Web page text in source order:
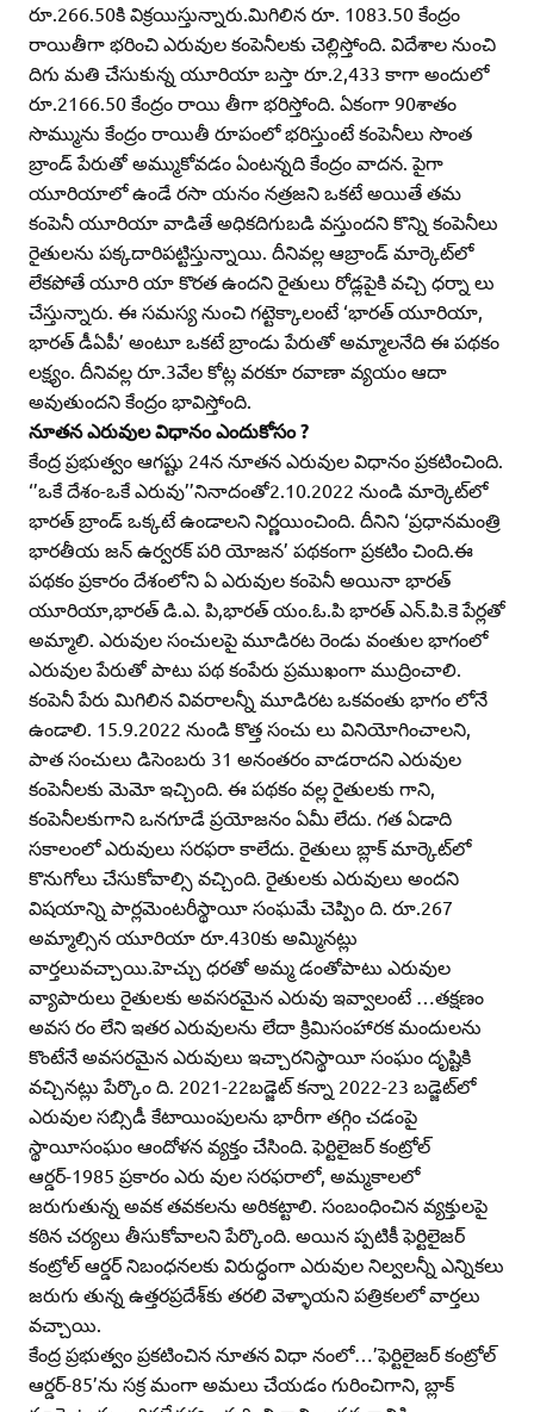
రూ.266.50కి విక్రయిస్తున్నారు.మిగిలిన రూ. 1083.50 కేంద్రం
రాయితీగా భరించి ఎరువుల కంపెనీలకు చెల్లిస్తోంది. విదేశాల నుంచి
దిగు మతి చేసుకున్న యూరియా బస్తా రూ.2,433 కాగా అందులో
రూ.2166.50 కేంద్రం రాయి తీగా భరిస్తోంది. ఏకంగా 90శాతం
సొమ్మును కేంద్రం రాయితీ రూపంలో భరిస్తుంటే కంపెనీలు సొంత
బ్రాండ్‌ పేరుతో అమ్ముకోవడం ఏంటన్నది కేంద్రం వాదన. పైగా
యూరియాలో ఉండే రసా యనం నత్రజని ఒకటే అయితే తమ
కంపెనీ యూరియా వాడితే అధికదిగుబడి వస్తుందని కొన్ని కంపెనీలు
రైతులను పక్కదారిపట్టిస్తున్నాయి. దీనివల్ల ఆబ్రాండ్‌ మార్కెట్‌లో
లేకపోతే యూరి యా కొరత ఉందని రైతులు రోడ్లపైకి వచ్చి ధర్నా లు
చేస్తున్నారు. ఈ సమస్య నుంచి గట్టెక్కాలంటే ‘భారత్‌ యూరియా,
భారత్‌ డీఏపీ’ అంటూ ఒకటే బ్రాండు పేరుతో అమ్మాలనేది ఈ పథకం
లక్ష్యం. దీనివల్ల రూ.3వేల కోట్ల వరకూ రవాణా వ్యయం ఆదా
అవుతుందని కేంద్రం భావిస్తోంది.
నూతన ఎరువుల విధానం ఎందుకోసం ?
కేంద్ర ప్రభుత్వం ఆగష్టు 24న నూతన ఎరువుల విధానం ప్రకటించింది.
‘’ఒకే దేశం-ఒకే ఎరువు’’నినాదంతో2.10.2022 నుండి మార్కెట్‌లో
భారత్‌ బ్రాండ్‌ ఒక్కటే ఉండాలని నిర్ణయించింది. దీనిని ‘ప్రధానమంత్రి
భారతీయ జన్‌ ఉర్వరక్‌ పరి యోజన’ పథకంగా ప్రకటిం చింది.ఈ
పథకం ప్రకారం దేశంలోని ఏ ఎరువుల కంపెనీ అయినా భారత్‌
యూరియా,భారత్‌ డి.ఎ. పి,భారత్‌ యం.ఓ.పి భారత్‌ ఎన్‌.పి.కె పేర్లతో
అమ్మాలి. ఎరువుల సంచులపై మూడిరట రెండు వంతుల భాగంలో
ఎరువుల పేరుతో పాటు పథ కంపేరు ప్రముఖంగా ముద్రించాలి.
కంపెనీ పేరు మిగిలిన వివరాలన్నీ మూడిరట ఒకవంతు భాగం లోనే
ఉండాలి. 15.9.2022 నుండి కొత్త సంచు లు వినియోగించాలని,
పాత సంచులు డిసెంబరు 31 అనంతరం వాడరాదని ఎరువుల
కంపెనీలకు మెమో ఇచ్చింది. ఈ పథకం వల్ల రైతులకు గాని,
కంపెనీలకుగాని ఒనగూడే ప్రయోజనం ఏమీ లేదు. గత ఏడాది
సకాలంలో ఎరువులు సరఫరా కాలేదు. రైతులు బ్లాక్‌ మార్కెట్‌లో
కొనుగోలు చేసుకోవాల్సి వచ్చింది. రైతులకు ఎరువులు అందని
విషయాన్ని పార్లమెంటరీస్థాయీ సంఘమే చెప్పిం ది. రూ.267
అమ్మాల్సిన యూరియా రూ.430కు అమ్మినట్లు
వార్తలువచ్చాయి.హెచ్చు ధరతో అమ్మ డంతోపాటు ఎరువుల
వ్యాపారులు రైతులకు అవసరమైన ఎరువు ఇవ్వాలంటే …తక్షణం
అవస రం లేని ఇతర ఎరువులను లేదా క్రిమిసంహారక మందులను
కొంటేనే అవసరమైన ఎరువులు ఇచ్చారనిస్థాయీ సంఘం దృష్టికి
వచ్చినట్లు పేర్కొం ది. 2021-22బడ్జెట్‌ కన్నా 2022-23 బడ్జెట్‌లో
ఎరువుల సబ్సిడీ కేటాయింపులను భారీగా తగ్గిం చడంపై
స్థాయీసంఘం ఆందోళన వ్యక్తం చేసింది. ఫెర్టిలైజర్‌ కంట్రోల్‌
ఆర్డర్‌-1985 ప్రకారం ఎరు వుల సరఫరాలో, అమ్మకాలలో
జరుగుతున్న అవక తవకలను అరికట్టాలి. సంబంధించిన వ్యక్తులపై
కఠిన చర్యలు తీసుకోవాలని పేర్కొంది. అయిన ప్పటికీ ఫెర్టిలైజర్‌
కంట్రోల్‌ ఆర్డర్‌ నిబంధనలకు విరుద్ధంగా ఎరువుల నిల్వలన్నీ ఎన్నికలు
జరుగు తున్న ఉత్తరప్రదేశ్‌కు తరలి వెళ్ళాయని పత్రికలలో వార్తలు
వచ్చాయి.
కేంద్ర ప్రభుత్వం ప్రకటించిన నూతన విధా నంలో…’ఫెర్టిలైజర్‌ కంట్రోల్‌
ఆర్డర్‌-85’ను సక్ర మంగా అమలు చేయడం గురించిగాని, బ్లాక్‌